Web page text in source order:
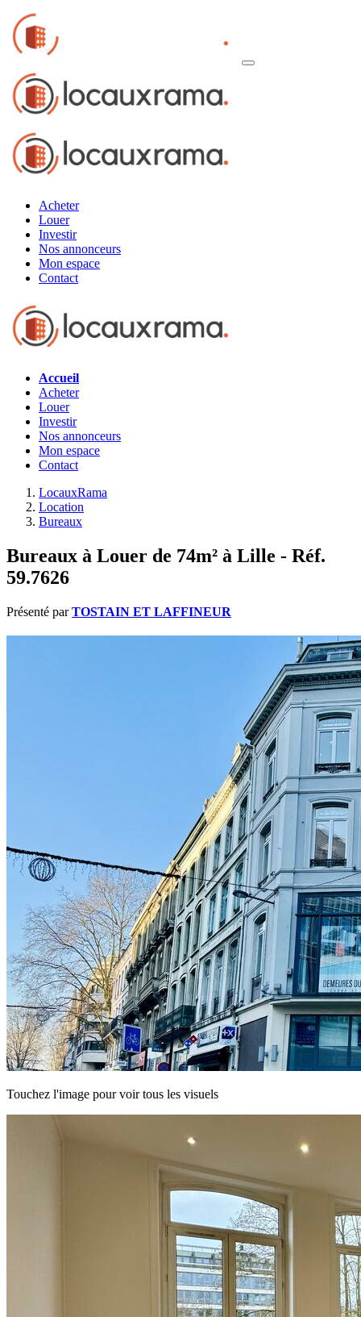
Acheter
Louer
Investir
Nos annonceurs
Mon espace
Contact
Accueil
Acheter
Louer
Investir
Nos annonceurs
Mon espace
Contact
LocauxRama
Location
Bureaux
Bureaux à Louer de 74m² à Lille - Réf.
59.7626
Présenté parTOSTAIN ET LAFFINEUR
Touchez l'image pour voir tous les visuels